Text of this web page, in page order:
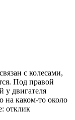
с колесами,
Под правой
у двигателя
на каком-то около
отклик